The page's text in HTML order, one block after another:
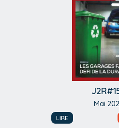
Mai
LIRE